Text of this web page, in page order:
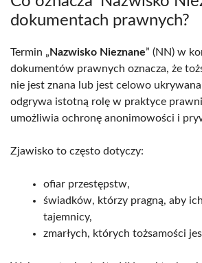
dokumentach prawnych?
Termin „ Nazwisko Nieznane” (NN) w
dokumentów prawnych oznacza, że
nie jest znana lub jest celowo
odgrywa istotną rolę w praktyce
umożliwia ochronę anonimowości i
Zjawisko to często dotyczy:
ofiar przestępstw,
świadków, którzy pragną, aby
tajemnicy,
zmarłych, których tożsamości